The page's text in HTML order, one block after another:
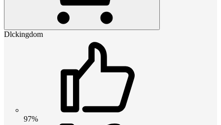
Dlckingdom
97%